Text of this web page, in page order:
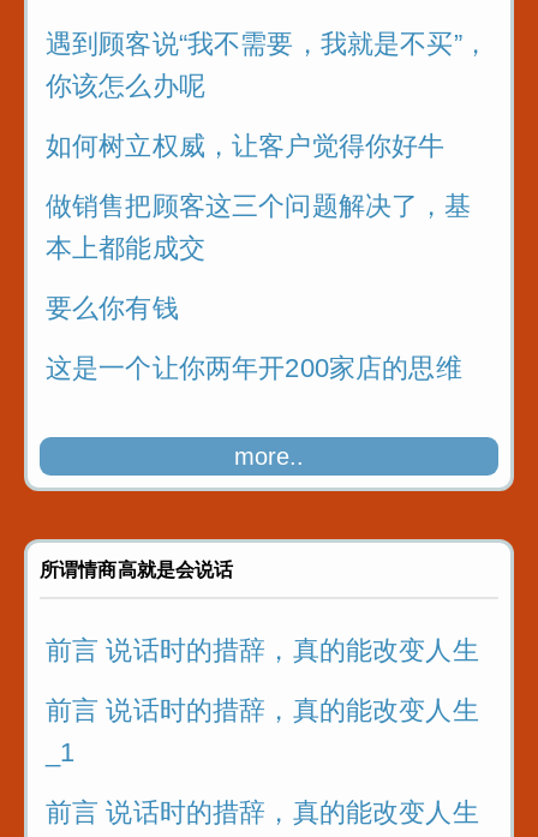
遇到顾客说“我不需要，我就是不买”，
你该怎么办呢
如何树立权威，让客户觉得你好牛
做销售把顾客这三个问题解决了，基
本上都能成交
要么你有钱
这是一个让你两年开200家店的思维
more..
所谓情商高就是会说话
前言 说话时的措辞，真的能改变人生
前言 说话时的措辞，真的能改变人生
_1
前言 说话时的措辞，真的能改变人生